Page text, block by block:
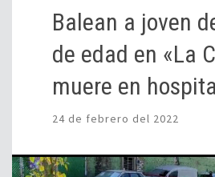
Balean a joven
de edad en «La
muere en
24 de febrero del 2022